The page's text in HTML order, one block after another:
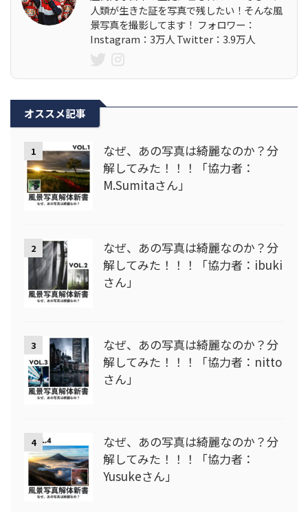
人類が生きた証を写真で残したい！そんな風
景写真を撮影してます！ フォロワー：
Instagram：3万人 Twitter：3.9万人
オススメ記事
1
なぜ、あの写真は綺麗なのか？分
解してみた！！！「協力者：
M.Sumitaさん」
2
なぜ、あの写真は綺麗なのか？分
解してみた！！！「協力者：ibuki
さん」
3
なぜ、あの写真は綺麗なのか？分
解してみた！！！「協力者：nitto
さん」
4
なぜ、あの写真は綺麗なのか？分
解してみた！！！「協力者：
Yusukeさん」